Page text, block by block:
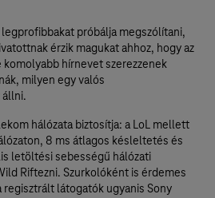
próbálja megszólítani,
érzik magukat ahhoz, hogy az
hírnevet szerezzenek
milyen egy valós
hálózata biztosítja: a LoL mellett
8 ms átlagos késleltetés és
letöltési sebességű hálózati
Riftezni. Szurkolóként is érdemes
látogatók ugyanis Sony